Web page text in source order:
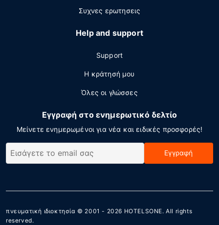
Συχνες ερωτησεις
Help and support
Support
Η κράτησή μου
Όλες οι γλώσσες
Εγγραφή στο ενημερωτικό δελτίο
Μείνετε ενημερωμένοι για νέα και ειδικές προσφορές!
Εγγραφή
πνευματική ιδιοκτησία © 2001 - 2026 HOTELSONE. All rights
reserved.